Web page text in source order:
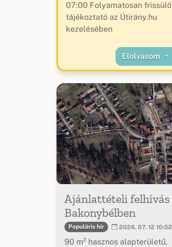
07:00 Folyamatosan frissülő
tájékoztató az Útirány.hu
kezelésében
Elolvasom
Ajánlattételi felhívás
Bakonybélben
Populáris hír 2026. 07. 12 10:52
90 m² hasznos alapterületű,